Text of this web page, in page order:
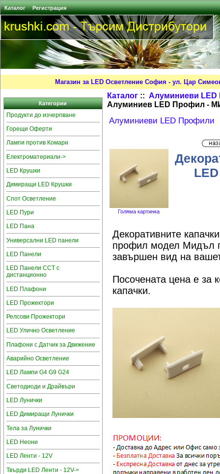
Каталог Регистрация
Магазин за LED Осветление София - ул. Цар
Категории
Продукти до изчерпване
Горещи Оферти
Лампи против Комари
Електроматериали->
LED Крушки
Димиращи LED Крушки
Спот Осветление
LED Пури
LED Пана
Универсални LED панели
LED Панели
LED Панели CCT с
дистанционно
LED Плафони
LED Прожектори
Релсови Прожектори
LED Улично Осветление
Плафони с Датчик за Движение
Аварийно Осветление
LED Лампи G4 G9 G24
Светодиоди и Драйвъри
LED Лунички
LED Димиращи Лунички
Тела за Лунички
LED Неони
LED Ленти - 12V
Твърди LED Ленти - 12V->
Каталог ::Алуминиеви
Алуминиев LED Профил -
Алуминиеви LED Профили
Голяма картинка
Декоративните
профил модел Мидъл
завършен вид на
Посочената цена е за
капачки.